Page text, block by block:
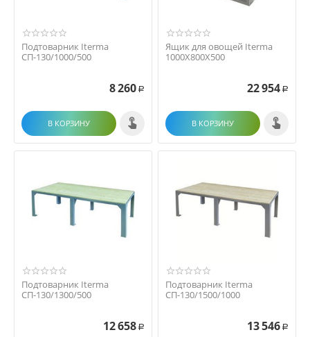
Подтоварник Iterma
СП-130/1000/500
8 260 Р
В КОРЗИНУ
Ящик для овощей Iterma
1000X800X500
22 954 Р
В КОРЗИНУ
Подтоварник Iterma
СП-130/1300/500
12 658 Р
Подтоварник Iterma
СП-130/1500/1000
13 546 Р